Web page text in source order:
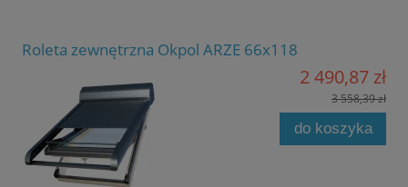
Roleta zewnętrzna Okpol ARZE 66x118
2 490,87 zł
3 558,39 zł
do koszyka